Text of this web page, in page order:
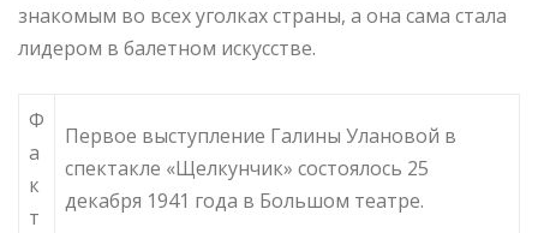
знакомым во всех уголках страны, а она сама стала
лидером в балетном искусстве.
Ф
а
к
т
Первое выступление Галины Улановой в
спектакле «Щелкунчик» состоялось 25
декабря 1941 года в Большом театре.